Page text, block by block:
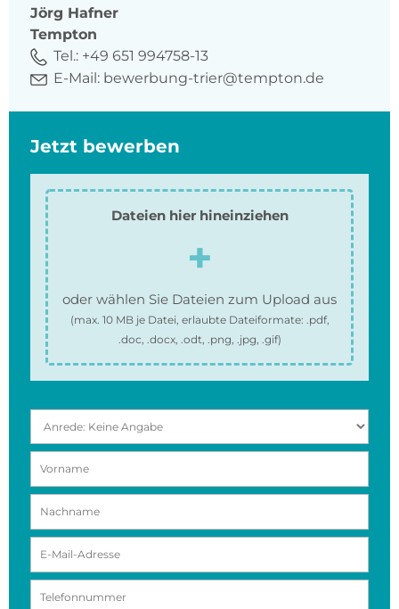
Jörg Hafner
Tempton
Tel.: +49 651 994758-13
E-Mail: bewerbung-trier@tempton.de
Jetzt bewerben
Dateien hier hineinziehen
oder wählen Sie Dateien zum Upload aus
(max. 10 MBje Datei, erlaubte Dateiformate: .pdf,
.doc, .docx, .odt, .png, .jpg, .gif)